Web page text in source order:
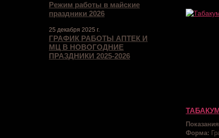
Форма:
Режим работы в майские
праздники 2026
25 декабря 2025 г.
ГРАФИК РАБОТЫ АПТЕК И
МЦ В НОВОГОДНИЕ
ПРАЗДНИКИ 2025-2026